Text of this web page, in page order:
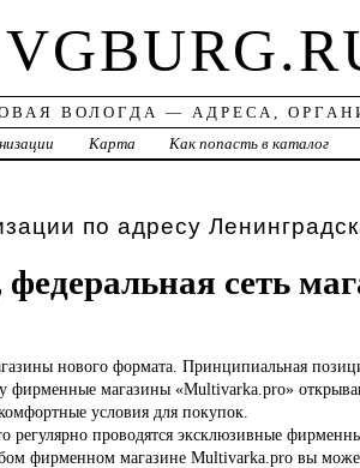
ВОЛОГДА — АДРЕСА,
Карта Как попасть в каталог
по адресу
сеть
нового формата. Принципиальная
фирменные магазины «Multivarka.pro»
условия для покупок.
регулярно проводятся эксклюзивные
фирменном магазине Multivarka.pro вы